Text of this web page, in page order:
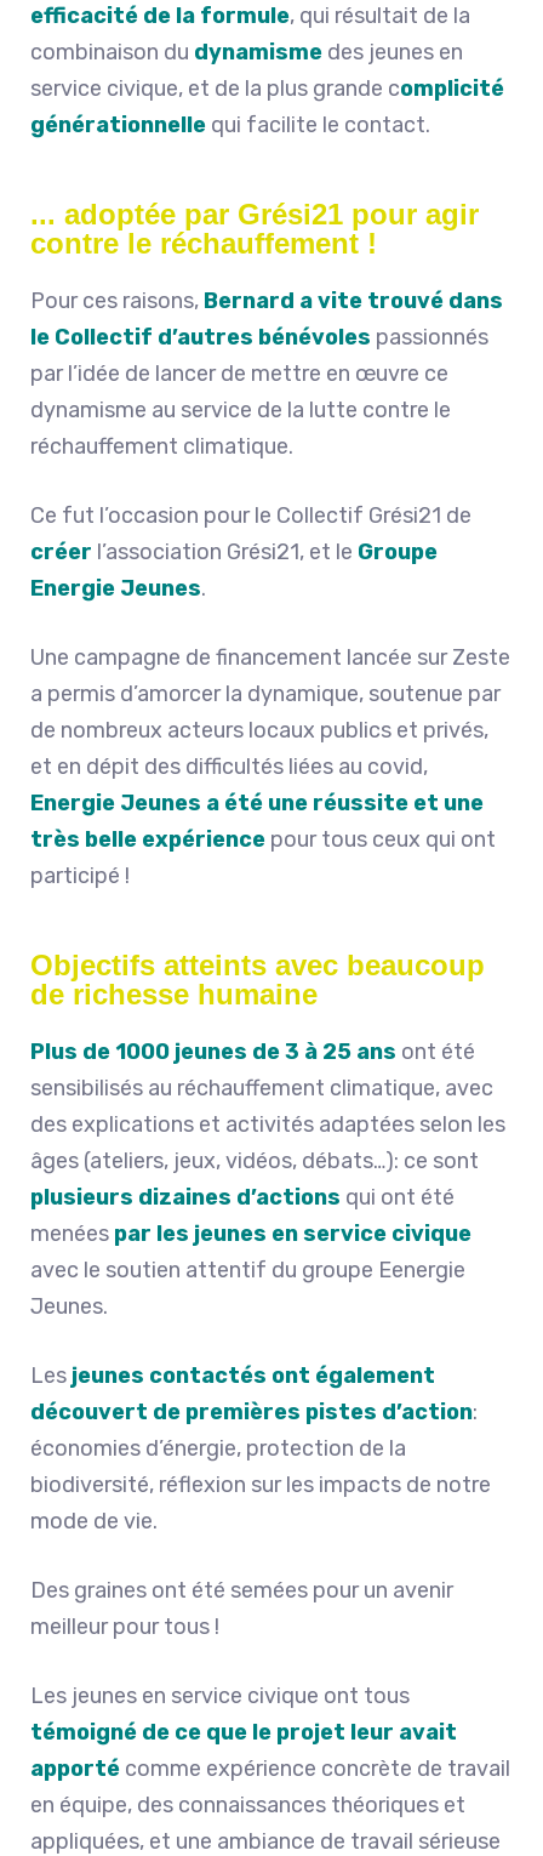
efficacité de la formule, qui résultait de la
combinaison du dynamisme des jeunes en
service civique, et de la plus grande complicité
générationnelle qui facilite le contact.
... adoptée par Grési21 pour agir
contre le réchauffement !
Pour ces raisons, Bernard a vite trouvé dans
le Collectif d’autres bénévoles passionnés
par l’idée de lancer de mettre en œuvre ce
dynamisme au service de la lutte contre le
réchauffement climatique.
Ce fut l’occasion pour le Collectif Grési21 de
créer l’association Grési21, et le Groupe
Energie Jeunes.
Une campagne de financement lancée sur Zeste
a permis d’amorcer la dynamique, soutenue par
de nombreux acteurs locaux publics et privés,
et en dépit des difficultés liées au covid,
Energie Jeunes a été une réussite et une
très belle expérience pour tous ceux qui ont
participé !
Objectifs atteints avec beaucoup
de richesse humaine
Plus de 1000 jeunes de 3 à 25 ans ont été
sensibilisés au réchauffement climatique, avec
des explications et activités adaptées selon les
âges (ateliers, jeux, vidéos, débats…): ce sont
plusieurs dizaines d’actions qui ont été
menées par les jeunes en service civique
avec le soutien attentif du groupe Eenergie
Jeunes.
Les jeunes contactés ont également
découvert de premières pistes d’action:
économies d’énergie, protection de la
biodiversité, réflexion sur les impacts de notre
mode de vie.
Des graines ont été semées pour un avenir
meilleur pour tous !
Les jeunes en service civique ont tous
témoigné de ce que le projet leur avait
apporté comme expérience concrète de travail
en équipe, des connaissances théoriques et
appliquées, et une ambiance de travail sérieuse